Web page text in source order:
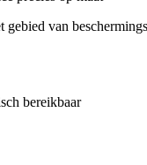
gebied van
bereikbaar